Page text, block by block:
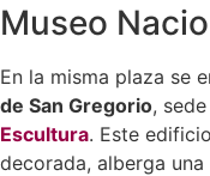
Museo
En la misma plaza se
de San Gregorio,
Escultura. Este
decorada, alberga